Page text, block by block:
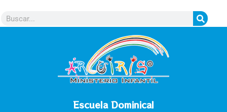
Escuela Dominical